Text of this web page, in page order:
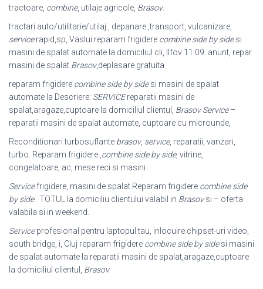
tractoare, combine, utilaje agricole, Brasov.
tractari auto/utilitarie/utilaj , depanare ,transport, vulcanizare,
servicerapid,sp, Vaslui reparam frigidere combine side by sidesi
masini de spalat automate la domiciliul cli, Ilfov 11:09. anunt, repar
masini de spalat Brasov,deplasare gratuita
reparam frigidere combine side by sidesi masini de spalat
automate la Descriere: SERVICEreparatii masini de
spalat,aragaze,cuptoare la domiciliul clientul, Brasov Service–
reparatii masini de spalat automate, cuptoare cu microunde,
Reconditionari turbosuflante brasov, service, reparatii, vanzari,
turbo. Reparam frigidere , combine side by side, vitrine,
congelatoare, ac, mese reci si masini
Servicefrigidere, masini de spalat Reparam frigidere combine side
by side. TOTUL la domiciliu clientului valabil in Brasovsi – oferta
valabila si in weekend.
Serviceprofesional pentru laptopul tau, inlocuire chipset-uri video,
south bridge, i , Cluj reparam frigidere combine side by sidesi masini
de spalat automate la reparatii masini de spalat,aragaze,cuptoare
la domiciliul clientul, Brasov